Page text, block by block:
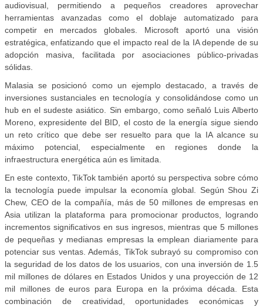
audiovisual, permitiendo a pequeños creadores aprovechar
herramientas avanzadas como el doblaje automatizado para
competir en mercados globales. Microsoft aportó una visión
estratégica, enfatizando que el impacto real de la IA depende de su
adopción masiva, facilitada por asociaciones público-privadas
sólidas.
Malasia se posicionó como un ejemplo destacado, a través de
inversiones sustanciales en tecnología y consolidándose como un
hub en el sudeste asiático. Sin embargo, como señaló Luis Alberto
Moreno, expresidente del BID, el costo de la energía sigue siendo
un reto crítico que debe ser resuelto para que la IA alcance su
máximo potencial, especialmente en regiones donde la
infraestructura energética aún es limitada.
En este contexto, TikTok también aportó su perspectiva sobre cómo
la tecnología puede impulsar la economía global. Según Shou Zi
Chew, CEO de la compañía, más de 50 millones de empresas en
Asia utilizan la plataforma para promocionar productos, logrando
incrementos signiﬁcativos en sus ingresos, mientras que 5 millones
de pequeñas y medianas empresas la emplean diariamente para
potenciar sus ventas. Además, TikTok subrayó su compromiso con
la seguridad de los datos de los usuarios, con una inversión de 1.5
mil millones de dólares en Estados Unidos y una proyección de 12
mil millones de euros para Europa en la próxima década. Esta
combinación de creatividad, oportunidades económicas y